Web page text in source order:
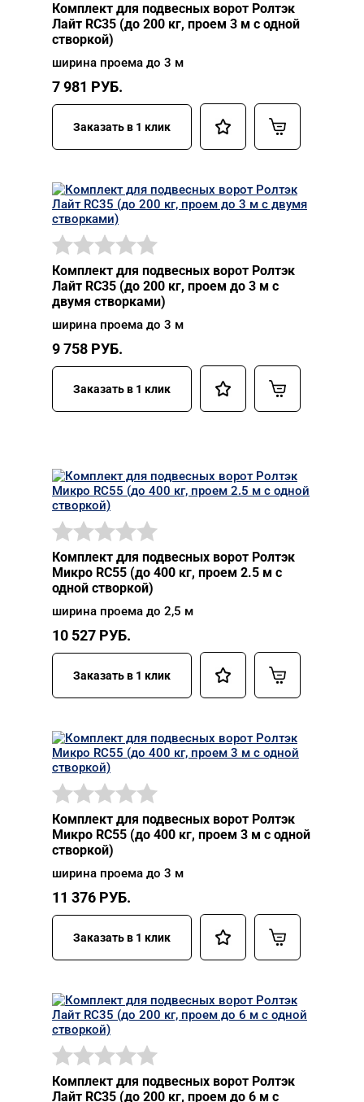
Комплект для подвесных ворот Ролтэк
Лайт RC35 (до 200 кг, проем 3 м с одной
створкой)
ширина проема до 3 м
7 981 РУБ.
Заказать в 1 клик
Комплект для подвесных ворот Ролтэк
Лайт RC35 (до 200 кг, проем до 3 м с
двумя створками)
ширина проема до 3 м
9 758 РУБ.
Заказать в 1 клик
Комплект для подвесных ворот Ролтэк
Микро RC55 (до 400 кг, проем 2.5 м с
одной створкой)
ширина проема до 2,5 м
10 527 РУБ.
Заказать в 1 клик
Комплект для подвесных ворот Ролтэк
Микро RC55 (до 400 кг, проем 3 м с одной
створкой)
ширина проема до 3 м
11 376 РУБ.
Заказать в 1 клик
Комплект для подвесных ворот Ролтэк
Лайт RC35 (до 200 кг, проем до 6 м с